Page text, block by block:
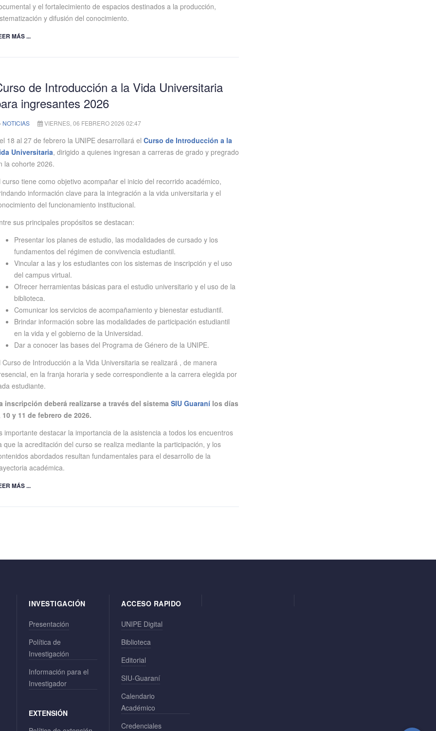
y el fortalecimiento de espacios destinados a la producción,
y difusión del conocimiento.
MÁS ...
de Introducción a la Vida Universitaria
ingresantes 2026
NOTICIAS VIERNES, 06 FEBRERO 2026 02:47
18 al 27 de febrero la UNIPE desarrollará el Curso de Introducción a la
Universitaria, dirigido a quienes ingresan a carreras de grado y pregrado
la cohorte 2026.
curso tiene como objetivo acompañar el inicio del recorrido académico,
información clave para la integración a la vida universitaria y el
del funcionamiento institucional.
sus principales propósitos se destacan:
Presentar los planes de estudio, las modalidades de cursado y los
fundamentos del régimen de convivencia estudiantil.
Vincular a las y los estudiantes con los sistemas de inscripción y el uso
del campus virtual.
Ofrecer herramientas básicas para el estudio universitario y el uso de la
biblioteca.
Comunicar los servicios de acompañamiento y bienestar estudiantil.
Brindar información sobre las modalidades de participación estudiantil
en la vida y el gobierno de la Universidad.
Dar a conocer las bases del Programa de Género de la UNIPE.
Curso de Introducción a la Vida Universitaria se realizará , de manera
en la franja horaria y sede correspondiente a la carrera elegida por
estudiante.
inscripción deberá realizarse a través del sistema SIU Guaranílos días
10 y 11 de febrero de 2026.
importante destacar la importancia de la asistencia a todos los encuentros
que la acreditación del curso se realiza mediante la participación, y los
abordados resultan fundamentales para el desarrollo de la
académica.
MÁS ...
INVESTIGACIÓN
Presentación
Política de
Investigación
Información para el
Investigador
EXTENSIÓN
ACCESO RAPIDO
UNIPE Digital
Biblioteca
Editorial
SIU-Guaraní
Calendario
Académico
Credenciales